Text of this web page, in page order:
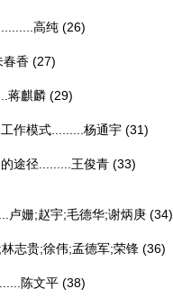
高纯 (26)
春香 (27)
蒋麒麟 (29)
作模式......... 杨通宇 (31)
途径......... 王俊青 (33)
卢姗;赵宇;毛德华;谢炳庚 (34)
志贵;徐伟;孟德军;荣锋 (36)
陈文平 (38)